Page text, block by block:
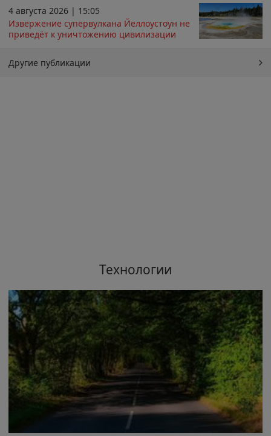
4 августа 2026 | 15:05
Извержение супервулкана Йеллоустоун не
приведёт к уничтожению цивилизации
Другие публикации
Технологии